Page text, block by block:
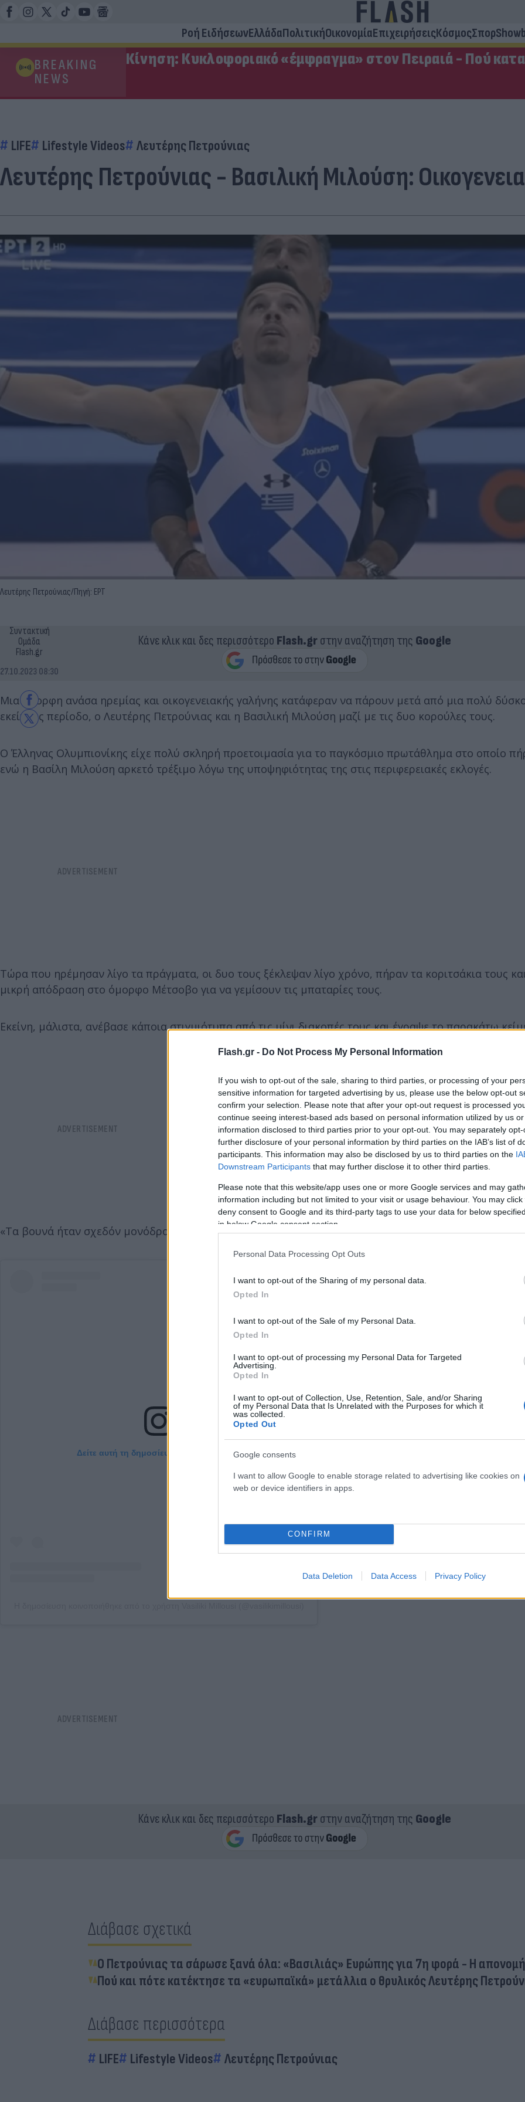
Flash.gr - Do Not Process My Personal Information
If you wish to opt-out of the sale, sharing to third parties, or processing of your
sensitive information for targeted advertising by us, please use the below opt-out
confirm your selection. Please note that after your opt-out request is processed
continue seeing interest-based ads based on personal information utilized by us
information disclosed to third parties prior to your opt-out. You may separately
further disclosure of your personal information by third parties on the IAB’s list of
participants. This information may also be disclosed by us to third parties on the
Downstream Participants that may further disclose it to other third parties.
Please note that this website/app uses one or more Google services and may
information including but not limited to your visit or usage behaviour. You may
deny consent to Google and its third-party tags to use your data for below
in below Google consent section.
Personal Data Processing Opt Outs
I want to opt-out of the Sharing of my personal data.
Opted In
I want to opt-out of the Sale of my Personal Data.
Opted In
I want to opt-out of processing my Personal Data for Targeted
Advertising.
Opted In
I want to opt-out of Collection, Use, Retention, Sale, and/or Sharing
of my Personal Data that Is Unrelated with the Purposes for which it
was collected.
Opted Out
Google consents
I want to allow Google to enable storage related to advertising like cookies on
web or device identifiers in apps.
CONFIRM
Data Deletion Data Access Privacy Policy
Ροή ΕιδήσεωνΕλλάδαΠολιτικήΟικονομίαΕπιχειρήσειςΚόσμοςΣπορ
BREAKING
NEWS
Κίνηση: Κυκλοφοριακό «έμφραγμα» στον Πειραιά - Πού
LIFE Lifestyle Videos Λευτέρης Πετρούνιας
Λευτέρης Πετρούνιας - Βασιλική Μιλούση:
Λευτέρης Πετρούνιας/Πηγή: ΕΡΤ
Συντακτική
Ομάδα
Flash.gr
27.10.2023 08:30
Κάνε κλικ και δες περισσότερο Flash.grστην αναζήτηση της Google
Μια όμορφη ανάσα ηρεμίας και οικογενειακής γαλήνης κατάφεραν να πάρουν μετά από μια πολύ
εκείνους περίοδο, ο Λευτέρης Πετρούνιας και η Βασιλική Μιλούση μαζί με τις δυο κορούλες τους.
Ο Έλληνας Ολυμπιονίκης είχε πολύ σκληρή προετοιμασία για το παγκόσμιο πρωτάθλημα στο οποίο
ενώ η Βασίλη Μιλούση αρκετό τρέξιμο λόγω της υποψηφιότητας της στις περιφερειακές εκλογές.
Τώρα που ηρέμησαν λίγο τα πράγματα, οι δυο τους ξέκλεψαν λίγο χρόνο, πήραν τα κοριτσάκια τους
μικρή απόδραση στο όμορφο Μέτσοβο για να γεμίσουν τις μπαταρίες τους.
Εκείνη, μάλιστα, ανέβασε κάποια στιγμιότυπα από τις μίνι διακοπές τους και έγραψε το παρακάτω
«Τα βουνά ήταν σχεδόν μονόδρομος 😅μετά από το στρες που είχαμε και οι δύο.. ίσως και οι
Δείτε αυτή τη δημοσίευση στο Instagram.
Κάνε κλικ και δες περισσότερο Flash.grστην αναζήτηση της Google
Διάβασε σχετικά
Ο Πετρούνιας τα σάρωσε ξανά όλα: «Βασιλιάς» Ευρώπης για 7η φορά - Η απονομή
Πού και πότε κατέκτησε τα «ευρωπαϊκά» μετάλλια ο θρυλικός Λευτέρης
Διάβασε περισσότερα
LIFE Lifestyle Videos Λευτέρης Πετρούνιας